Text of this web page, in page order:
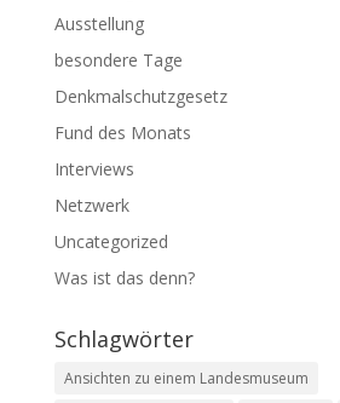
Ausstellung
besondere Tage
Denkmalschutzgesetz
Fund des Monats
Interviews
Netzwerk
Uncategorized
Was ist das denn?
Schlagwörter
Ansichten zu einem Landesmuseum